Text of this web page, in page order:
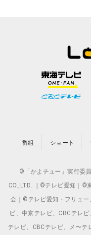
番組 ショート
©「かよチュー」実行委
CO.,LTD. ｜©テレビ愛知｜©
会｜©テレビ愛知・フリュ
ビ、中京テレビ、CBCテレ
テレビ、CBCテレビ、メ〜